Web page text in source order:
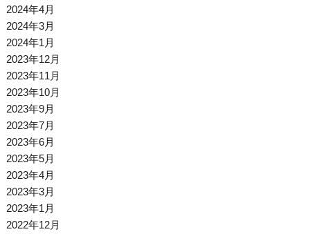
2024年4月
2024年3月
2024年1月
2023年12月
2023年11月
2023年10月
2023年9月
2023年7月
2023年6月
2023年5月
2023年4月
2023年3月
2023年1月
2022年12月